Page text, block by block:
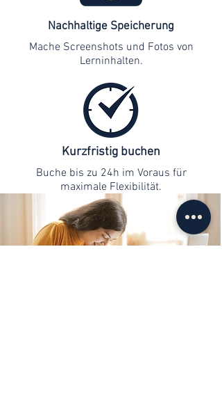
Nachhaltige Speicherung
Mache Screenshots und Fotos von
Lerninhalten.
Kurzfristig buchen
Buche bis zu 24h im Voraus für
maximale Flexibilität.